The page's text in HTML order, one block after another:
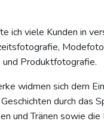
ich viele Kunden in
Produktfotografie.
widmen sich dem
durch das
und Tränen sowie